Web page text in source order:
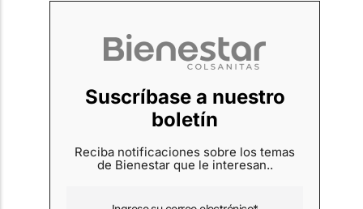
Suscríbase a nuestro
boletín
Reciba notificaciones sobre los temas
de Bienestar que le interesan..